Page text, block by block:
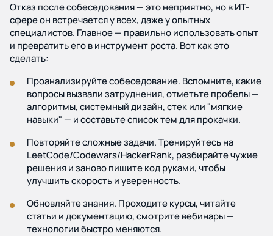
Отказ после собеседования — это неприятно, но в ИТ-
сфере он встречается у всех, даже у опытных
специалистов. Главное — правильно использовать опыт
и превратить его в инструмент роста. Вот как это
сделать:
Проанализируйте собеседование. Вспомните, какие
вопросы вызвали затруднения, отметьте пробелы —
алгоритмы, системный дизайн, стек или "мягкие
навыки" — и составьте список тем для прокачки.
Повторяйте сложные задачи. Тренируйтесь на
LeetCode/Codewars/HackerRank, разбирайте чужие
решения и заново пишите код руками, чтобы
улучшить скорость и уверенность.
Обновляйте знания. Проходите курсы, читайте
статьи и документацию, смотрите вебинары —
технологии быстро меняются.